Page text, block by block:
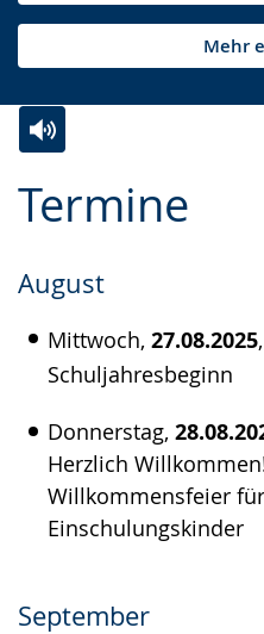
Mehr
Termine
August
Mittwoch, 27.08.2025
Schuljahresbeginn
Donnerstag,
Herzlich
Willkommensfeier
Einschulungskinder
September
Leichten
wechseln.
Audio-
Video
Deutscher
Gebärdensprache
wird
angezeigt.